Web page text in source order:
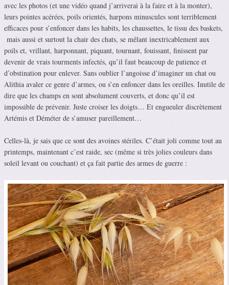
avec les photos (et une vidéo quand j’arriverai à la faire et à la monter),
leurs pointes acérées, poils orientés, harpons minuscules sont terriblement
efficaces pour s’enfoncer dans les habits, les chaussettes, le tissu des baskets,
mais aussi et surtout la chair des chats, se mêlant inextricablement aux
poils et, vrillant, harponnant, piquant, tournant, fouissant, finissent par
devenir de vrais tourments infectés, qu’il faut beaucoup de patience et
d’obstination pour enlever. Sans oublier l’angoisse d’imaginer un chat ou
Alithia avaler ce genre d’armes, ou s’en enfoncer dans les oreilles. Inutile de
dire que les champs en sont absolument couverts, et donc qu’il est
impossible de prévenir. Juste croiser les doigts… Et engueuler discrètement
Artémis et Déméter de s’amuser pareillement…
Celles-là, je sais que ce sont des avoines stériles. C’était joli comme tout au
printemps, maintenant c’est raide, sec (même si très jolies couleurs dans
soleil levant ou couchant) et ça fait partie des armes de guerre :